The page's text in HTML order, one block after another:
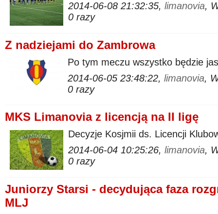
2014-06-08 21:32:35, limanovia,
0 razy
Z nadziejami do Zambrowa
Po tym meczu wszystko będzie
2014-06-05 23:48:22, limanovia,
0 razy
MKS Limanovia z licencją na II ligę
Decyzje Kosjmii ds. Licencji
2014-06-04 10:25:26, limanovia,
0 razy
Juniorzy Starsi - decydująca faza
MLJ